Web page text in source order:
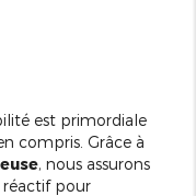
est primordiale
compris. Grâce à
, nous assurons
pour